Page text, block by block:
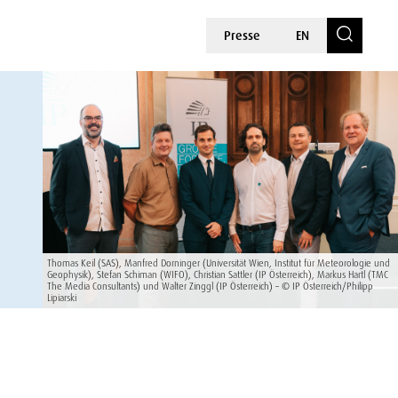
Presse EN
Thomas Keil (SAS), Manfred Dorninger (Universität Wien, Institut für Meteorologie und
Geophysik), Stefan Schiman (WIFO), Christian Sattler (IP Österreich), Markus Hartl (TMC
The Media Consultants) und Walter Zinggl (IP Österreich) – © IP Österreich/Philipp
Lipiarski